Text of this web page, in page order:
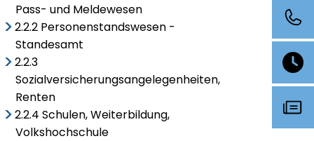
Pass- und Meldewesen
2.2.2 Personenstandswesen -
Standesamt
2.2.3
Sozialversicherungsangelegenheiten,
Renten
2.2.4 Schulen, Weiterbildung,
Volkshochschule